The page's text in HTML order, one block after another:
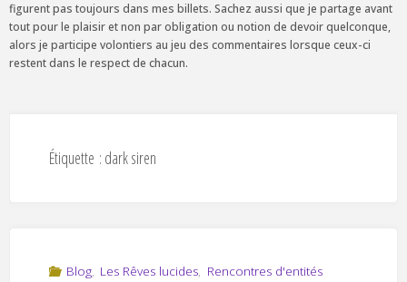
figurent pas toujours dans mes billets. Sachez aussi que je partage avant
tout pour le plaisir et non par obligation ou notion de devoir quelconque,
alors je participe volontiers au jeu des commentaires lorsque ceux-ci
restent dans le respect de chacun.
Étiquette : dark siren
Blog, Les Rêves lucides, Rencontres d'entités